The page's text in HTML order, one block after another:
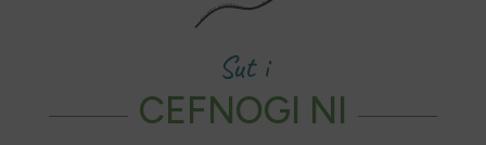
Sut i
CEFNOGI NI